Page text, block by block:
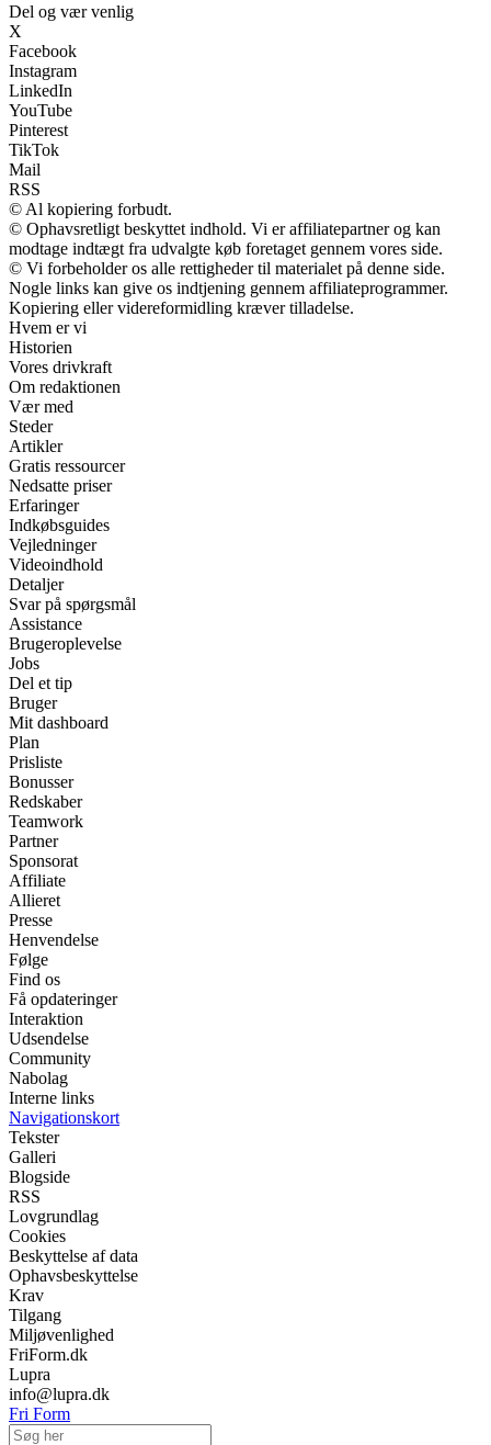
Del og vær venlig
X
Facebook
Instagram
LinkedIn
YouTube
Pinterest
TikTok
Mail
RSS
© Al kopiering forbudt.
© Ophavsretligt beskyttet indhold. Vi er affiliatepartner og kan
modtage indtægt fra udvalgte køb foretaget gennem vores side.
© Vi forbeholder os alle rettigheder til materialet på denne side.
Nogle links kan give os indtjening gennem affiliateprogrammer.
Kopiering eller videreformidling kræver tilladelse.
Hvem er vi
Historien
Vores drivkraft
Om redaktionen
Vær med
Steder
Artikler
Gratis ressourcer
Nedsatte priser
Erfaringer
Indkøbsguides
Vejledninger
Videoindhold
Detaljer
Svar på spørgsmål
Assistance
Brugeroplevelse
Jobs
Del et tip
Bruger
Mit dashboard
Plan
Prisliste
Bonusser
Redskaber
Teamwork
Partner
Sponsorat
Affiliate
Allieret
Presse
Henvendelse
Følge
Find os
Få opdateringer
Interaktion
Udsendelse
Community
Nabolag
Interne links
Navigationskort
Tekster
Galleri
Blogside
RSS
Lovgrundlag
Cookies
Beskyttelse af data
Ophavsbeskyttelse
Krav
Tilgang
Miljøvenlighed
FriForm.dk
Lupra
info@lupra.dk
Fri Form